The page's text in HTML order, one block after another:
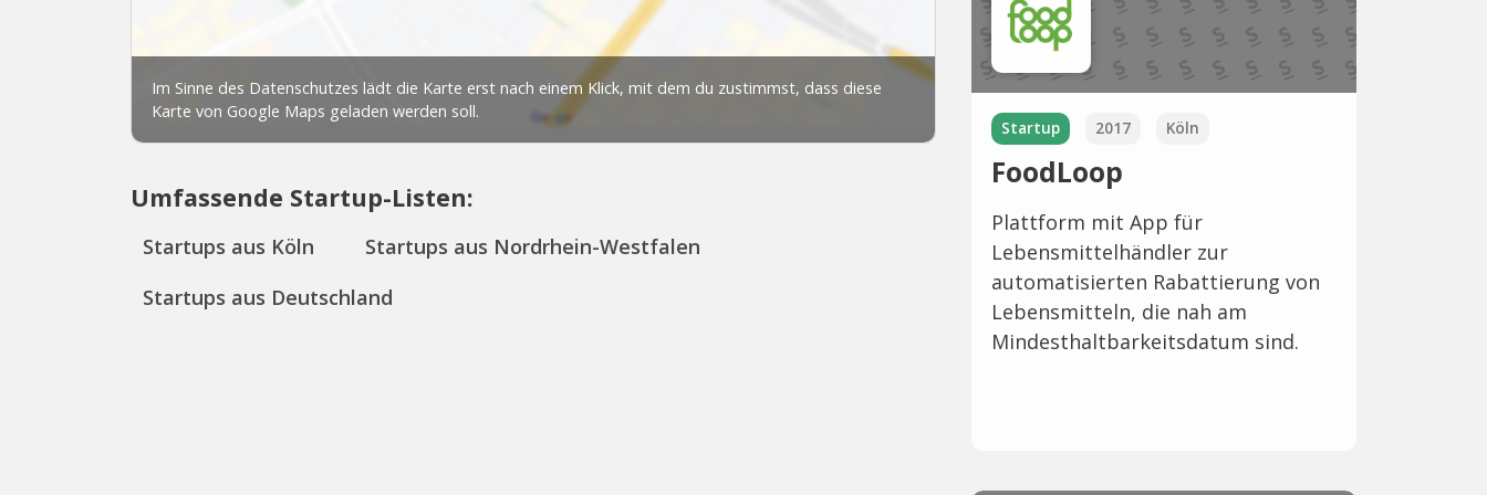
Umfassende Startup-Listen:
Startups aus Köln
Startups aus Nordrhein-Westfalen
Startups aus Deutschland
Startup 2017 Köln
FoodLoop
Plattform mit App für
Lebensmittelhändler zur
automatisierten Rabattierung von
Lebensmitteln, die nah am
Mindesthaltbarkeitsdatum sind.